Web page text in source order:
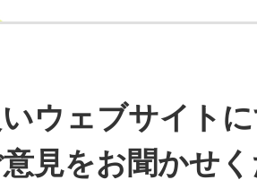
ウェブサイト
見をお聞かせ